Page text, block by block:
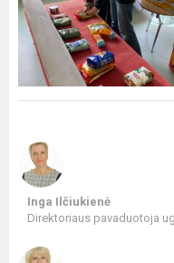
Inga Ilčiukienė
Direktoriaus pavaduotoja